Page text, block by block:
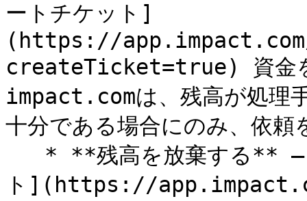
ートチケット]
(https://
createTicket=true) 資金を
impact.comは、残高が処理
十分である場合にのみ、依頼
ト](https://